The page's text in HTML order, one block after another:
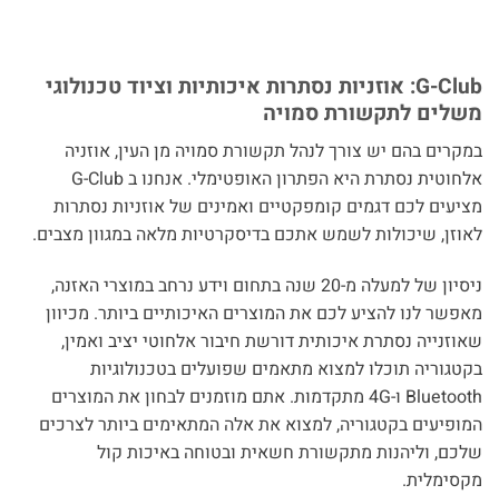
G-Club: אוזניות נסתרות איכותיות וציוד טכנולוגי
משלים לתקשורת סמויה
במקרים בהם יש צורך לנהל תקשורת סמויה מן העין, אוזניה
אלחוטית נסתרת היא הפתרון האופטימלי. אנחנו ב G-Club
מציעים לכם דגמים קומפקטיים ואמינים של אוזניות נסתרות
לאוזן, שיכולות לשמש אתכם בדיסקרטיות מלאה במגוון מצבים.
ניסיון של למעלה מ-20 שנה בתחום וידע נרחב במוצרי האזנה,
מאפשר לנו להציע לכם את המוצרים האיכותיים ביותר. מכיוון
שאוזנייה נסתרת איכותית דורשת חיבור אלחוטי יציב ואמין,
בקטגוריה תוכלו למצוא מתאמים שפועלים בטכנולוגיות
Bluetooth ו-4G מתקדמות. אתם מוזמנים לבחון את המוצרים
המופיעים בקטגוריה, למצוא את אלה המתאימים ביותר לצרכים
שלכם, וליהנות מתקשורת חשאית ובטוחה באיכות קול
מקסימלית.